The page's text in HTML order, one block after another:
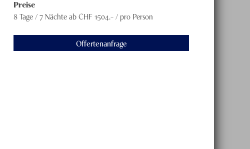
Preise
8 Tage / 7 Nächteab CHF1504.– / pro Person
Offertenanfrage